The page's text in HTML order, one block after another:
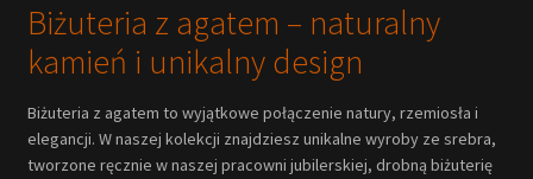
Biżuteria z agatem – naturalny
kamień i unikalny design
Biżuteria z agatem to wyjątkowe połączenie natury, rzemiosła i
elegancji. W naszej kolekcji znajdziesz unikalne wyroby ze srebra,
tworzone ręcznie w naszej pracowni jubilerskiej, drobną biżuterię